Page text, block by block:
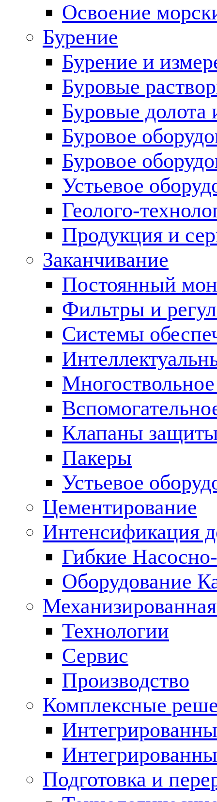
Освоение
Бурение
Бурение и
Буровые
Буровые долота
Буровое
Буровое
Устьевое
Геолого-
Продукция и
Заканчивание
Постоянный
Фильтры и
Cистемы
Клапаны
Пакеры
Устьевое
Цементирование
Интенсификация
Гибкие
Оборудование
Технологии
Сервис
Производство
Комплексные
Подготовка и